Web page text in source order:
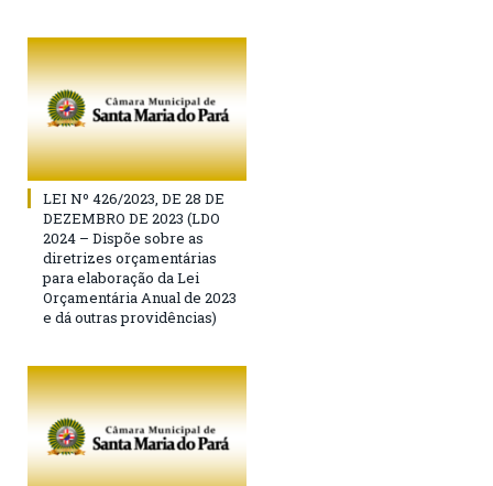
LEI Nº 426/2023, DE 28 DE
DEZEMBRO DE 2023 (LDO
2024 – Dispõe sobre as
diretrizes orçamentárias
para elaboração da Lei
Orçamentária Anual de 2023
e dá outras providências)